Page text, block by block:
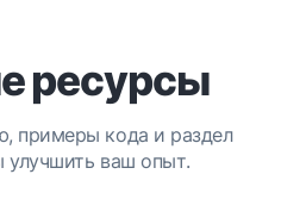
ресурсы
примеры кода и раздел
улучшить ваш опыт.